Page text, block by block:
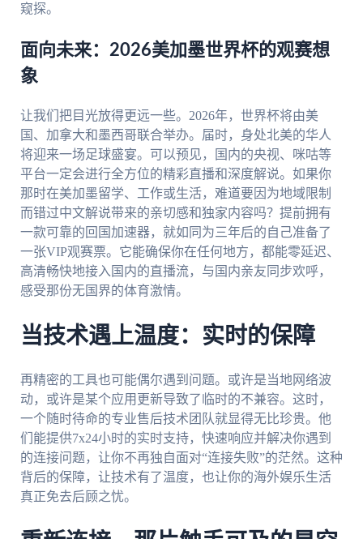
窥探。
面向未来：2026美加墨世界杯的观赛想
象
让我们把目光放得更远一些。2026年，世界杯将由美
国、加拿大和墨西哥联合举办。届时，身处北美的华人
将迎来一场足球盛宴。可以预见，国内的央视、咪咕等
平台一定会进行全方位的精彩直播和深度解说。如果你
那时在美加墨留学、工作或生活，难道要因为地域限制
而错过中文解说带来的亲切感和独家内容吗？提前拥有
一款可靠的回国加速器，就如同为三年后的自己准备了
一张VIP观赛票。它能确保你在任何地方，都能零延迟、
高清畅快地接入国内的直播流，与国内亲友同步欢呼，
感受那份无国界的体育激情。
当技术遇上温度：实时的保障
再精密的工具也可能偶尔遇到问题。或许是当地网络波
动，或许是某个应用更新导致了临时的不兼容。这时，
一个随时待命的专业售后技术团队就显得无比珍贵。他
们能提供7x24小时的实时支持，快速响应并解决你遇到
的连接问题，让你不再独自面对“连接失败”的茫然。这种
背后的保障，让技术有了温度，也让你的海外娱乐生活
真正免去后顾之忧。